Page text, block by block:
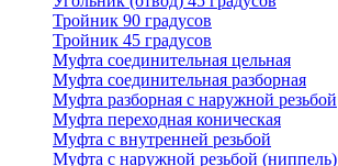
Тройник 90 градусов
Тройник 45 градусов
Муфта соединительная цельная
Муфта соединительная разборная
Муфта разборная с наружной резьбой
Муфта переходная коническая
Муфта с внутренней резьбой
Муфта с наружной резьбой (ниппель)